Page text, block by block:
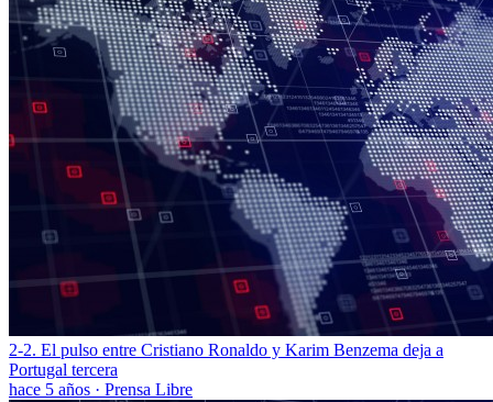
2-2. El pulso entre Cristiano Ronaldo y Karim Benzema deja a
Portugal tercera
hace 5 años · Prensa Libre